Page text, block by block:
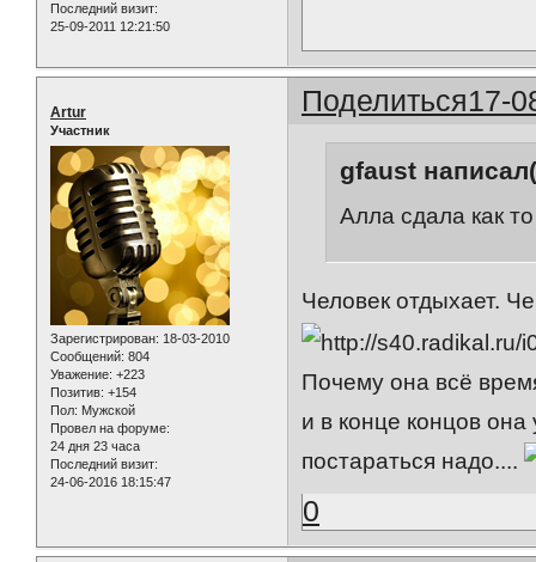
Последний визит:
25-09-2011 12:21:50
Поделиться17-
Artur
Участник
Зарегистрирован: 18-03-2010
Сообщений: 804
Уважение: +223
Позитив: +154
Пол: Мужской
Провел на форуме:
24 дня 23 часа
Последний визит:
24-06-2016 18:15:47
gfaust
Алла сдала как
Человек отдыхает.
Почему она всё
и в конце концов
постараться надо....
0